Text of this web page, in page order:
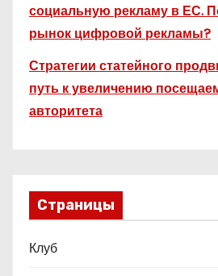
социальную рекламу в ЕС.
рынок цифровой рекламы?
Стратегии статейного
путь к увеличению
авторитета
Страницы
Клуб